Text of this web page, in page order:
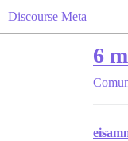
Discourse Meta
6